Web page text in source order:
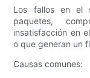
Los fallos en el
paquetes,
insatisfacción en
o que generan un
Causas comunes: